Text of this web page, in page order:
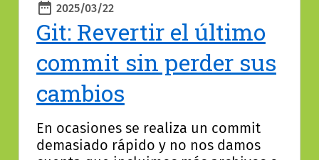
Git: Revertir el último
commit sin perder sus
cambios
Publicado
2025/03/22
En ocasiones se realiza un commit
demasiado rápido y no nos damos